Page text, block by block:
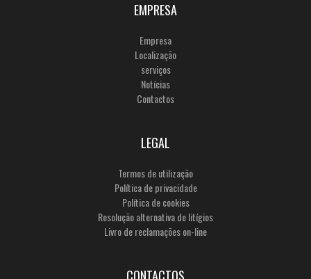
EMPRESA
Empresa
Localização
serviços
Notícias
Contactos
LEGAL
Termos de utilização
Política de privacidade
Política de cookies
Resolução alternativa de litígios
Livro de reclamações on-line